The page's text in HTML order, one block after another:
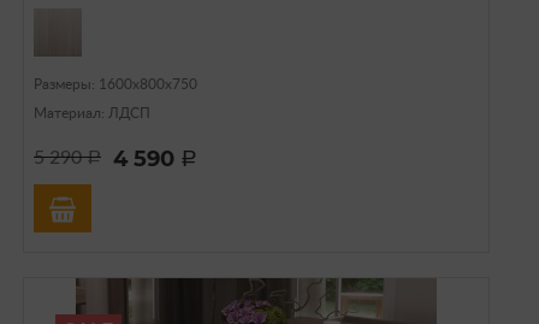
Размеры: 1600х800х750
Материал: ЛДСП
5 290a 4 590 a